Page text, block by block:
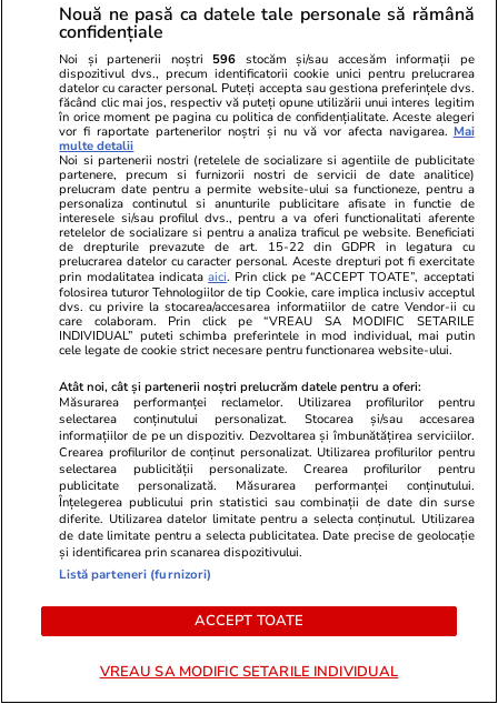
Adevarul.ro
De ce nu se îmbogățesc fermierii
nici în anii cu recolte bune. Cine
câștigă, de fapt, din agricultură
Fanatik.ro
A renunțat
medicină! A
și promovat
PARTENERI
Elle.ro
O mai ții minte pe Janine Sârbu?
Cum arată și cu ce se ocupă acum
fosta soție a lui Adrian Sârbu și
unul dintre cele mai apreciate
modele din anii 90. A fost
Culturii din Franța. Foto
Unica.ro
Mirabela
aflat
Nouă ne pasă ca datele tale personale să rămână
confidențiale
Noi și partenerii noștri 596 stocăm și/sau accesăm informații pe
dispozitivul dvs., precum identificatorii cookie unici pentru prelucrarea
datelor cu caracter personal. Puteți accepta sau gestiona preferințele dvs.
făcând clic mai jos, respectiv vă puteți opune utilizării unui interes legitim
în orice moment pe pagina cu politica de confidențialitate. Aceste alegeri
vor fi raportate partenerilor noștri și nu vă vor afecta navigarea. Mai
multe detalii
Noi si partenerii nostri (retelele de socializare si agentiile de publicitate
partenere, precum si furnizorii nostri de servicii de date analitice)
prelucram date pentru a permite website-ului sa functioneze, pentru a
personaliza continutul si anunturile publicitare afisate in functie de
interesele si/sau profilul dvs., pentru a va oferi functionalitati aferente
retelelor de socializare si pentru a analiza traficul pe website. Beneficiati
de drepturile prevazute de art. 15-22 din GDPR in legatura cu
prelucrarea datelor cu caracter personal. Aceste drepturi pot fi exercitate
prin modalitatea indicataaici. Prin click pe “ACCEPT TOATE”, acceptati
folosirea tuturor Tehnologiilor de tip Cookie, care implica inclusiv acceptul
dvs. cu privire la stocarea/accesarea informatiilor de catre Vendor-ii cu
care colaboram. Prin click pe “VREAU SA MODIFIC SETARILE
INDIVIDUAL” puteti schimba preferintele in mod individual, mai putin
cele legate de cookie strict necesare pentru functionarea website-ului.
Atât noi, cât și partenerii noștri prelucrăm datele pentru a oferi:
Măsurarea performanței reclamelor. Utilizarea profilurilor pentru
selectarea conținutului personalizat. Stocarea și/sau accesarea
informațiilor de pe un dispozitiv. Dezvoltarea și îmbunătățirea serviciilor.
Crearea profilurilor de conținut personalizat. Utilizarea profilurilor pentru
selectarea publicității personalizate. Crearea profilurilor pentru
publicitate personalizată. Măsurarea performanței conținutului.
Înțelegerea publicului prin statistici sau combinații de date din surse
diferite. Utilizarea datelor limitate pentru a selecta conținutul. Utilizarea
de date limitate pentru a selecta publicitatea. Date precise de geolocație
și identificarea prin scanarea dispozitivului.
Listă parteneri (furnizori)
ACCEPT TOATE
VREAU SA MODIFIC SETARILE INDIVIDUAL